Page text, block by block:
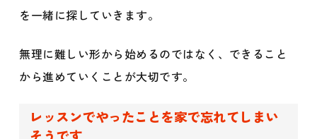
を一緒に探していきます。
無理に難しい形から始めるのではなく、できること
から進めていくことが大切です。
レッスンでやったことを家で忘れてしまい